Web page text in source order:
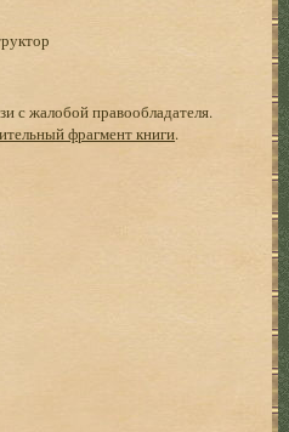
с жалобой правообладателя.
фрагмент книги.